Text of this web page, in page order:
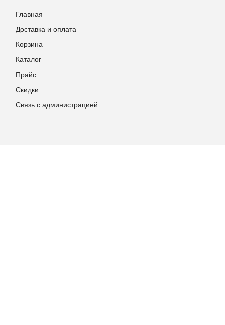
Главная
Доставка и оплата
Корзина
Каталог
Прайс
Скидки
Связь с администрацией